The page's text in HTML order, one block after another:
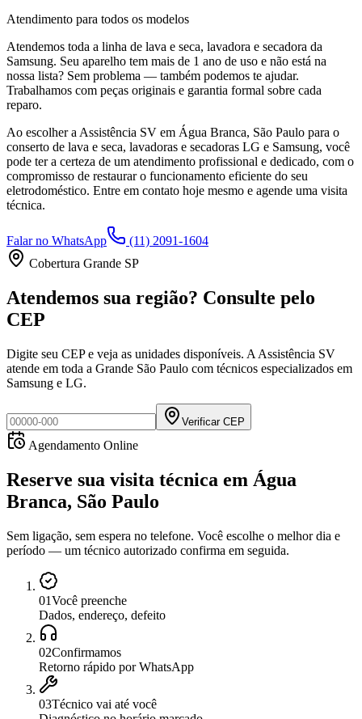
Atendimento para todos os modelos
Atendemos toda a linha de lava e seca, lavadora e secadora da
Samsung. Seu aparelho tem mais de 1 ano de uso e não está na
nossa lista? Sem problema — também podemos te ajudar.
Trabalhamos com peças originais e garantia formal sobre cada
reparo.
Ao escolher a Assistência SV em Água Branca, São Paulo para o
conserto de lava e seca, lavadoras e secadoras LG e Samsung, você
pode ter a certeza de um atendimento profissional e dedicado, com o
compromisso de restaurar o funcionamento eficiente do seu
eletrodoméstico. Entre em contato hoje mesmo e agende uma visita
técnica.
Falar no WhatsApp
(11) 2091-1604
Cobertura Grande SP
Atendemos sua região? Consulte pelo
CEP
Digite seu CEP e veja as unidades disponíveis. A Assistência SV
atende em toda a Grande São Paulo com técnicos especializados em
Samsung e LG.
Verificar CEP
Agendamento Online
Reserve sua visita técnica em Água
Branca, São Paulo
Sem ligação, sem espera no telefone. Você escolhe o melhor dia e
período — um técnico autorizado confirma em seguida.
01Você preenche
Dados, endereço, defeito
02Confirmamos
Retorno rápido por WhatsApp
03Técnico vai até você